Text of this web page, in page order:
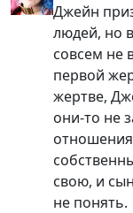
Джейн
людей, но
совсем не
первой
жертве,
они-то не
свою, и
не понять.